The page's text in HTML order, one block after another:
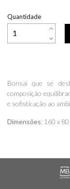
Quantidade
Bonsai que se
composição
e sofisticação ao
Dimensões: 160 x 80